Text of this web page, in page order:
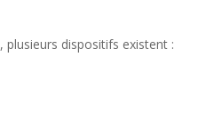
, plusieurs dispositifs existent :